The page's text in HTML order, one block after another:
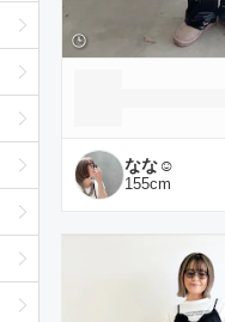
なな☺︎
155cm